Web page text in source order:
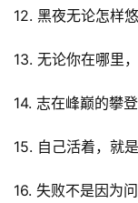
12. 黑夜无论怎样
13. 无论你在哪里
14. 志在峰巅的攀
15. 自己活着，就
16. 失败不是因为